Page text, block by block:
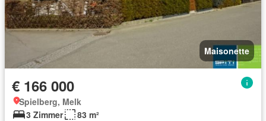
Maisonette
€ 166 000
Spielberg, Melk
3 Zimmer
83 m²